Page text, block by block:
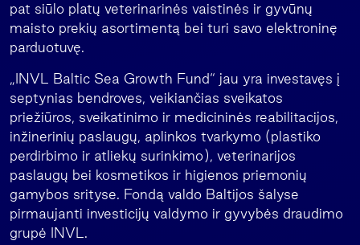
pat siūlo platų veterinarinės vaistinės ir gyvūnų
maisto prekių asortimentą bei turi savo elektroninę
parduotuvę.
„INVL Baltic Sea Growth Fund“ jau yra investavęs į
septynias bendroves, veikiančias sveikatos
priežiūros, sveikatinimo ir medicininės reabilitacijos,
inžinerinių paslaugų, aplinkos tvarkymo (plastiko
perdirbimo ir atliekų surinkimo), veterinarijos
paslaugų bei kosmetikos ir higienos priemonių
gamybos srityse. Fondą valdo Baltijos šalyse
pirmaujanti investicijų valdymo ir gyvybės draudimo
grupė INVL.